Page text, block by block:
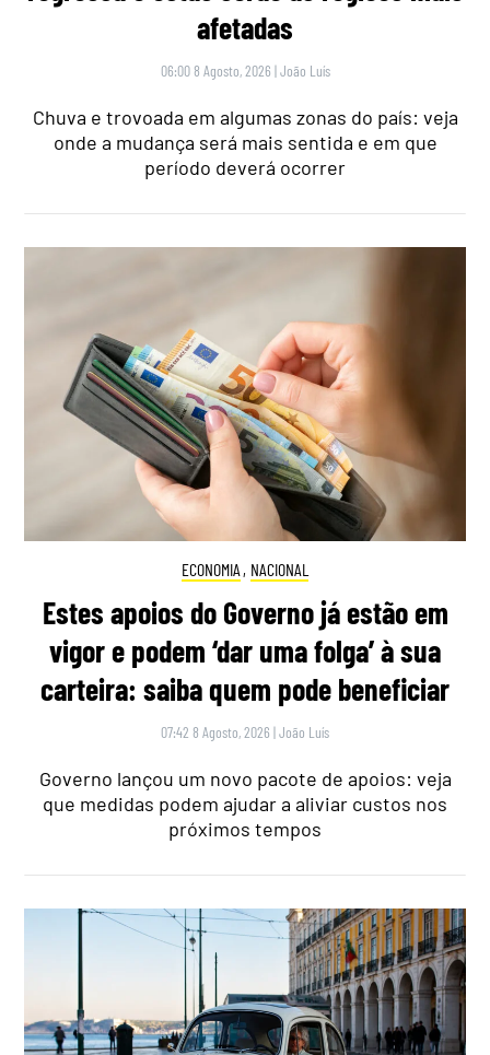
afetadas
06:00 8 Agosto, 2026 |João Luís
Chuva e trovoada em algumas zonas do país: veja
onde a mudança será mais sentida e em que
período deverá ocorrer
ECONOMIA , NACIONAL
Estes apoios do Governo já estão em
vigor e podem ‘dar uma folga’ à sua
carteira: saiba quem pode beneficiar
07:42 8 Agosto, 2026 |João Luís
Governo lançou um novo pacote de apoios: veja
que medidas podem ajudar a aliviar custos nos
próximos tempos